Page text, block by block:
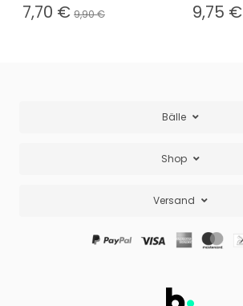
7,70 € 9,90 € 9,75 €
Bälle
Shop
Versand